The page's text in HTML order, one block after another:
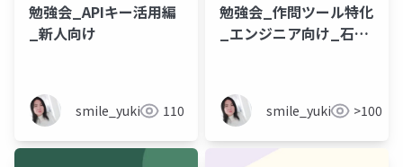
勉強会_APIキー活用編
_新人向け
smile_yukiko_it110
勉強会_作問ツール特化
_エンジニア向け_石黒
smile_yukiko_it>100